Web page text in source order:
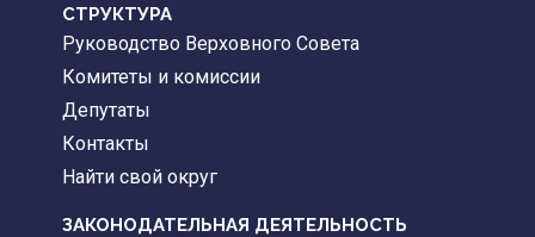
CТРУКТУРА
Руководство Верховного Совета
Комитеты и комиссии
Депутаты
Контакты
Найти свой округ
ЗАКОНОДАТЕЛЬНАЯ ДЕЯТЕЛЬНОСТЬ